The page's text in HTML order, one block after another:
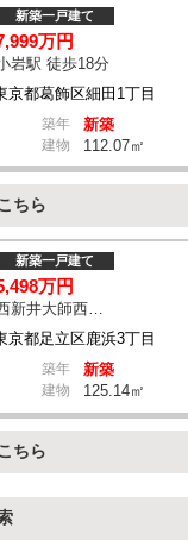
京都葛飾区細田1丁目
新築一戸建て
万円
岩駅 徒歩18分
築年 新築
建物 112.07㎡
ちら
京都足立区鹿浜3丁目
新築一戸建て
万円
西新井大師西駅 鹿浜三丁目交差点 バス14分 停歩4分
築年 新築
建物 125.14㎡
ちら